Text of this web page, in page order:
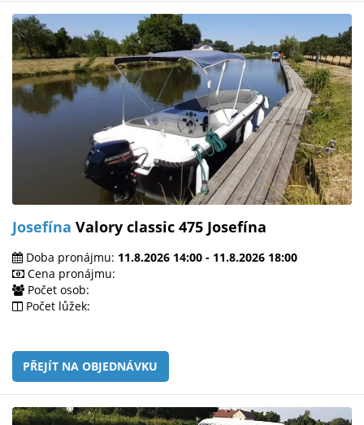
Josefína Valory classic 475 Josefína
Doba pronájmu: 11.8.2026 14:00 - 11.8.2026 18:00
Cena pronájmu:
Počet osob:
Počet lůžek:
PŘEJÍT NA OBJEDNÁVKU